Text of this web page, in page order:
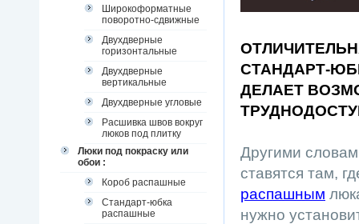
Широкоформатные
поворотно-сдвижные
Двухдверные
горизонтальные
Двухдверные
вертикальные
Двухдверные угловые
Расшивка швов вокруг
люков под плитку
Люки под покраску или
обои :
Короб распашные
Стандарт-юбка
распашные
СТАНДАРТ-
ДЕЛАЕТ
Другими
ставятся там,
распашным
нужно